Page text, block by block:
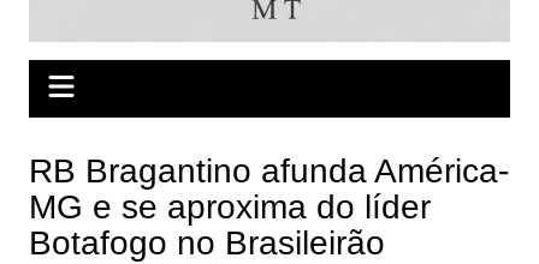
RB Bragantino afunda América-
MG e se aproxima do líder
Botafogo no Brasileirão